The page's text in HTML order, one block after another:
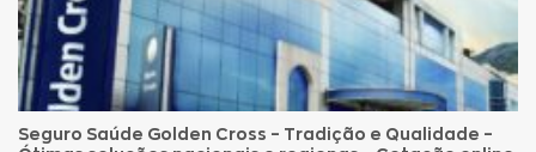
Seguro Saúde Golden Cross – Tradição e Qualidade –